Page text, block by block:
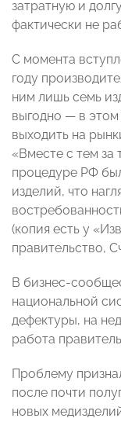
затратную и
фактически не
С момента
году
ним лишь семь
выгодно — в этом
выходить на
«Вместе с тем за
процедуре РФ
изделий, что
(копия есть у
правительство,
В бизнес-
национальной
дефектуры, на
работа
Проблему
после почти
новых